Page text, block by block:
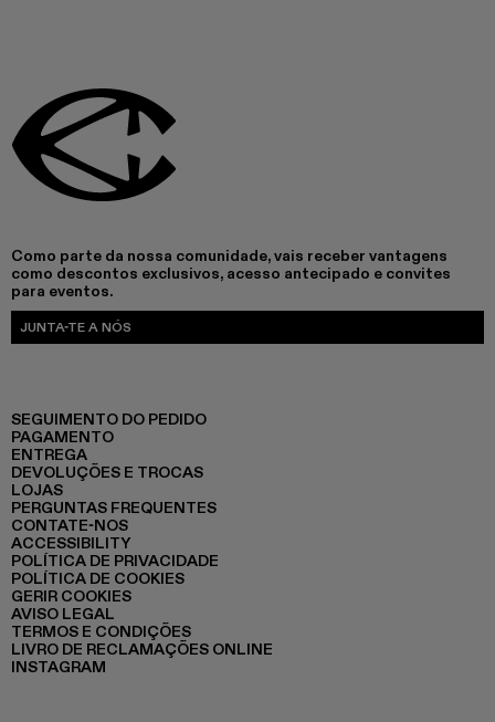
Como parte da nossa comunidade, vais receber vantagens
como descontos exclusivos, acesso antecipado e convites
para eventos.
JUNTA-TE A NÓS
SEGUIMENTO DO PEDIDO
PAGAMENTO
ENTREGA
DEVOLUÇÕES E TROCAS
LOJAS
PERGUNTAS FREQUENTES
CONTATE-NOS
ACCESSIBILITY
POLÍTICA DE PRIVACIDADE
POLÍTICA DE COOKIES
GERIR COOKIES
AVISO LEGAL
TERMOS E CONDIÇÕES
LIVRO DE RECLAMAÇÕES ONLINE
INSTAGRAM